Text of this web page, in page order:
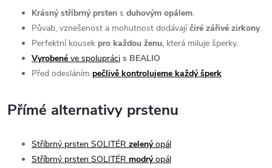
Krásný stříbrný prsten s duhovým opálem.
Půvab, vznešenost a mohutnost dodávajíčiré zářivé zirkony.
Perfektní kousek pro každou ženu, která miluje šperky.
Vyrobené ve spolupráci s BEALIO
Před odesláním pečlivě kontrolujeme každý šperk
Přímé alternativy prstenu
Stříbrný prsten SOLITÉR zelenýopál
Stříbrný prsten SOLITÉR modrýopál